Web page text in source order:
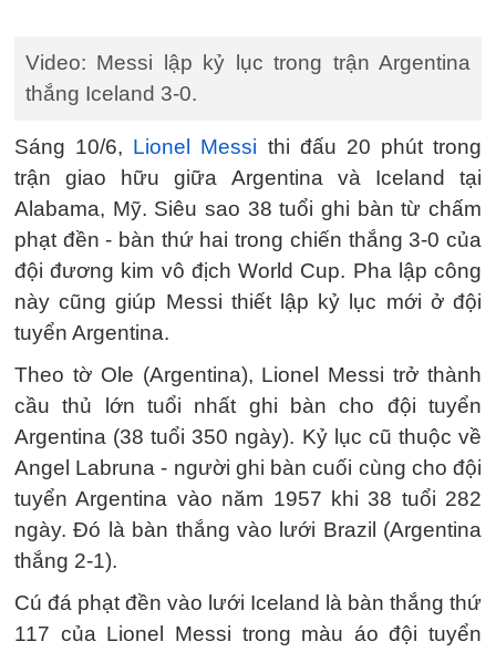
Video: Messi lập kỷ lục trong trận Argentina
thắng Iceland 3-0.
Sáng 10/6, Lionel Messi thi đấu 20 phút trong
trận giao hữu giữa Argentina và Iceland tại
Alabama, Mỹ. Siêu sao 38 tuổi ghi bàn từ chấm
phạt đền - bàn thứ hai trong chiến thắng 3-0 của
đội đương kim vô địch World Cup. Pha lập công
này cũng giúp Messi thiết lập kỷ lục mới ở đội
tuyển Argentina.
Theo tờ Ole (Argentina), Lionel Messi trở thành
cầu thủ lớn tuổi nhất ghi bàn cho đội tuyển
Argentina (38 tuổi 350 ngày). Kỷ lục cũ thuộc về
Angel Labruna - người ghi bàn cuối cùng cho đội
tuyển Argentina vào năm 1957 khi 38 tuổi 282
ngày. Đó là bàn thắng vào lưới Brazil (Argentina
thắng 2-1).
Cú đá phạt đền vào lưới Iceland là bàn thắng thứ
117 của Lionel Messi trong màu áo đội tuyển